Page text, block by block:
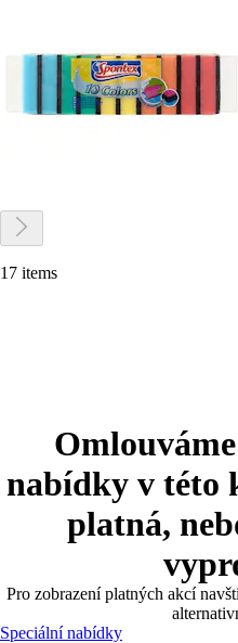
17 items
nabídky v této
platná,
Pro zobrazení platných akcí
Speciální nabídky